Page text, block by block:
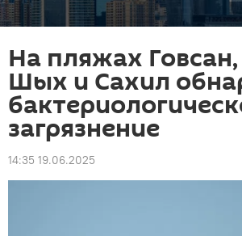
На пляжах
Шых и Сахил
загрязнение
14:35 19.06.2025